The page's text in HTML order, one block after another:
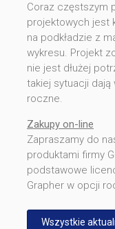
Coraz częstszym
projektowych jest
na podkładzie z
wykresu. Projekt
nie jest dłużej
takiej sytuacji dają
roczne.
Zakupy on-line
Zapraszamy do
produktami firmy
podstawowe
Grapher w opcji
Wszystkie